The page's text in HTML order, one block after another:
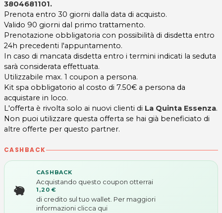
3804681101.
Prenota entro 30 giorni dalla data di acquisto.
Valido 90 giorni dal primo trattamento.
Prenotazione obbligatoria con possibilità di disdetta entro
24h precedenti l'appuntamento.
In caso di mancata disdetta entro i termini indicati la seduta
sarà considerata effettuata.
Utilizzabile max. 1 coupon a persona.
Kit spa obbligatorio al costo di 7.50€ a persona da
acquistare in loco.
L'offerta è rivolta solo ai nuovi clienti di La Quinta Essenza.
Non puoi utilizzare questa offerta se hai già beneficiato di
altre offerte per questo partner.
CASHBACK
CASHBACK
Acquistando questo coupon otterrai
1,20 €
di credito sul tuo wallet. Per maggiori
informazioni clicca qui